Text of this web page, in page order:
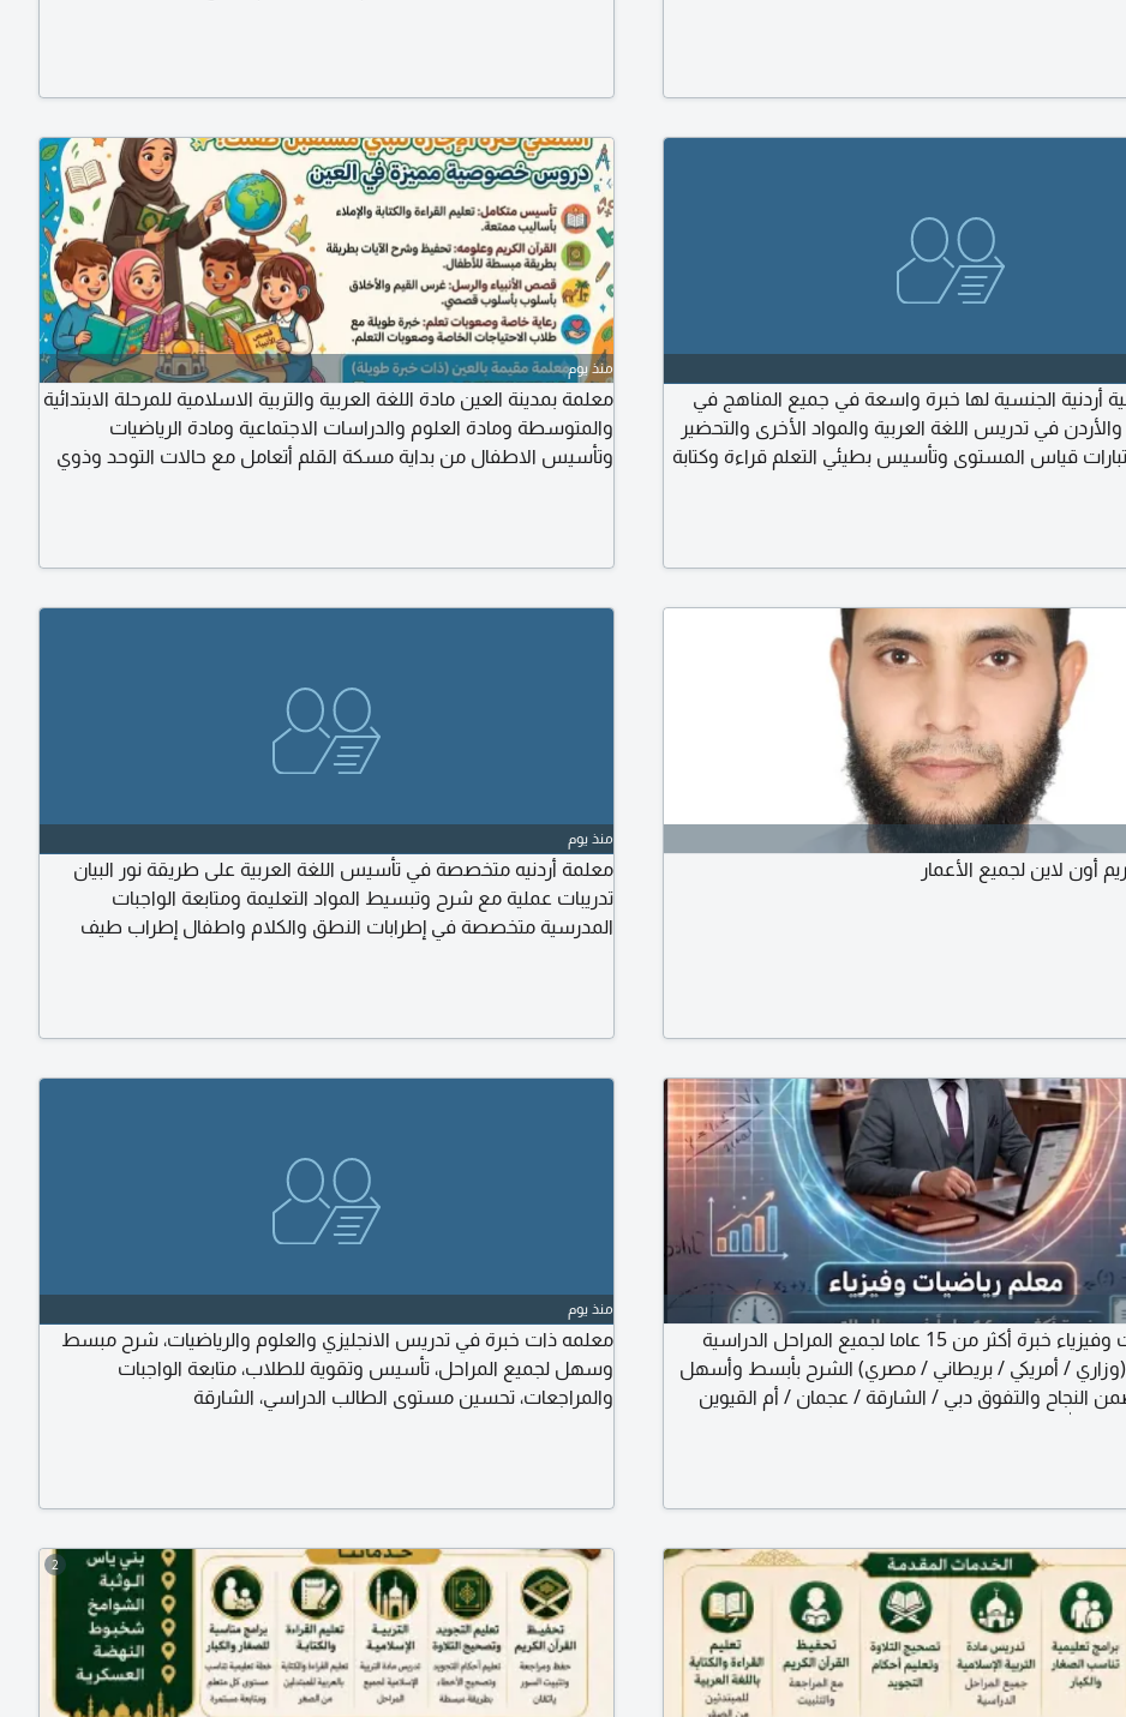
أردنية الجنسية لها خبرة واسعة في جميع المناهج في
في تدريس اللغة العربية والمواد الأخرى والتحضير
قياس المستوى وتأسيس بطيئي التعلم قراءة وكتابة
منذ يوم
معلمة بمدينة العين مادة اللغة العربية والتربية الاسلامية للمرحلة الابتدائية
والمتوسطة ومادة العلوم والدراسات الاجتماعية ومادة الرياضيات
وتأسيس الاطفال من بداية مسكة القلم أتعامل مع حالات التوحد وذوي
أون لاين لجميع الأعمار
منذ يوم
معلمة أردنيه متخصصة في تأسيس اللغة العربية على طريقة نور البيان
تدريبات عملية مع شرح وتبسيط المواد التعليمة ومتابعة الواجبات
المدرسية متخصصة في إطرابات النطق والكلام واطفال إطراب طيف
مدرس رياضيات وفيزياء خبرة أكثر من 15 عاما لجميع المراحل الدراسية
(وزاري / أمريكي / بريطاني / مصري) الشرح بأبسط وأسهل
النجاح والتفوق دبي / الشارقة / عجمان / أم القيوين
منذ يوم
معلمه ذات خبرة في تدريس الانجليزي والعلوم والرياضيات، شرح مبسط
وسهل لجميع المراحل، تأسيس وتقوية للطلاب، متابعة الواجبات
والمراجعات، تحسين مستوى الطالب الدراسي، الشارقة
2